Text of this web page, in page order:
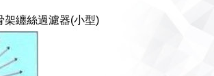
架纏絲過濾器(小型)